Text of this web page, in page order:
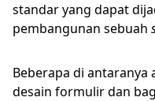
standar yang dapat
pembangunan sebuah
Beberapa di antaranya
desain formulir dan